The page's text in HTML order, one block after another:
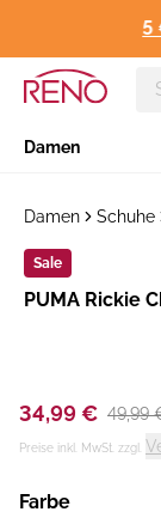
5
Damen
Damen Schuhe
Sale
Hersteller:
​PUMA Rickie
34,99 € 49,99
Preise inkl. MwSt. zzgl.
Farbe